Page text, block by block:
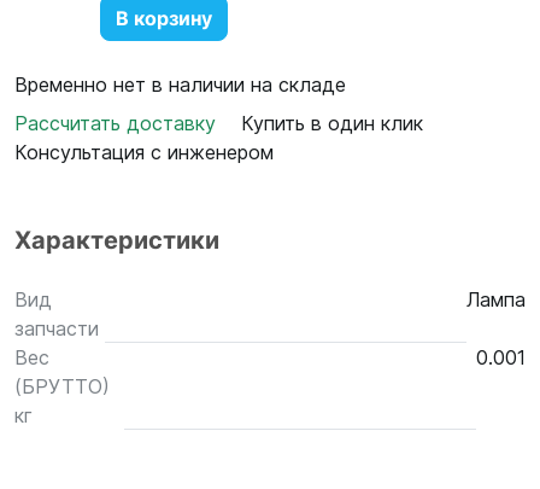
В корзину
Временно нет в наличии на складе
Рассчитать доставку
Купить в один клик
Консультация с инженером
Характеристики
Вид
запчасти
Лампа
Вес
(БРУТТО)
кг
0.001